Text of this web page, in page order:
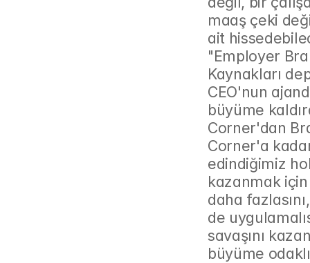
maaş çeki
ait
"Employer
Kaynakları
CEO'nun
büyüme
Corner'dan
Corner'a
edindiğimiz
kazanmak için
daha
de
savaşını
büyüme